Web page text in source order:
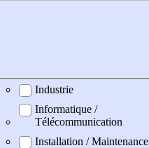
Industrie
Informatique /
Télécommunication
Installation / Maintenance